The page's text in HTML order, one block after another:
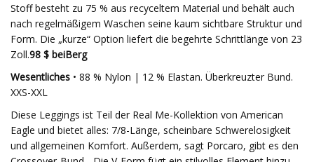
Stoff besteht zu 75 % aus recyceltem Material und behält auch
nach regelmäßigem Waschen seine kaum sichtbare Struktur und
Form. Die „kurze“ Option liefert die begehrte Schrittlänge von 23
Zoll.98 $ beiBerg
Wesentliches • 88 % Nylon | 12 % Elastan. Überkreuzter Bund.
XXS-XXL
Diese Leggings ist Teil der Real Me-Kollektion von American
Eagle und bietet alles: 7/8-Länge, scheinbare Schwerelosigkeit
und allgemeinen Komfort. Außerdem, sagt Porcaro, gibt es den